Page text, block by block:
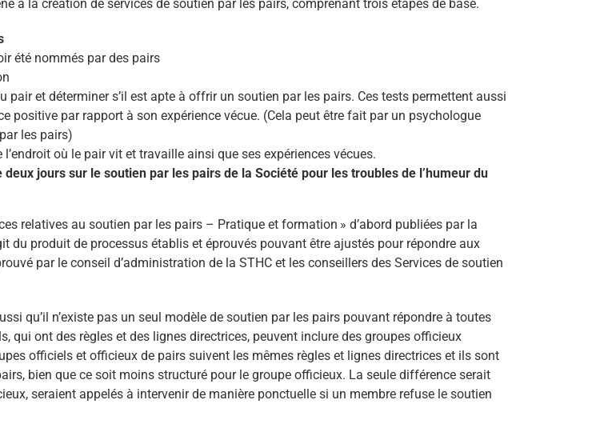
à la création de services de soutien par les pairs, comprenant trois étapes de base.
été nommés par des pairs
pair et déterminer s’il est apte à offrir un soutien par les pairs. Ces tests permettent aussi
positive par rapport à son expérience vécue. (Cela peut être fait par un psychologue
les pairs)
où le pair vit et travaille ainsi que ses expériences vécues.
jours sur le soutien par les pairs de la Société pour les troubles de l’humeur du
relatives au soutien par les pairs – Pratique et formation » d’abord publiées par la
du produit de processus établis et éprouvés pouvant être ajustés pour répondre aux
par le conseil d’administration de la STHC et les conseillers des Services de soutien
qu’il n’existe pas un seul modèle de soutien par les pairs pouvant répondre à toutes
qui ont des règles et des lignes directrices, peuvent inclure des groupes officieux
officiels et officieux de pairs suivent les mêmes règles et lignes directrices et ils sont
bien que ce soit moins structuré pour le groupe officieux. La seule différence serait
seraient appelés à intervenir de manière ponctuelle si un membre refuse le soutien